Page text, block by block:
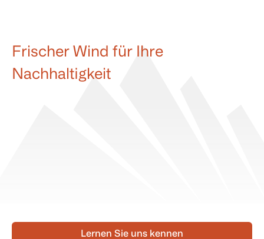
Frischer Wind für Ihre
Nachhaltigkeit
Lernen Sie uns kennen